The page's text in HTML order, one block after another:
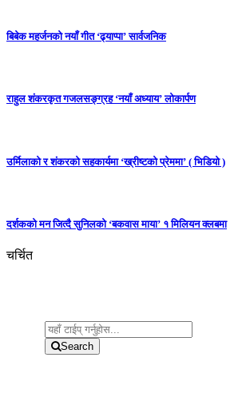
बिबेक महर्जनको नयाँ गीत ‘ढ्याप्पा’ सार्वजनिक
राहुल शंकरकृत गजलसङ्ग्रह ‘नयाँ अध्याय’ लोकार्पण
उर्मिलाको र शंकरको सहकार्यमा ‘ख्रीष्टको प्रेममा’ ( भिडियो )
दर्शकको मन जित्दै सुनिलको ‘बकवास माया’ १ मिलियन क्लबमा
चर्चित
Search